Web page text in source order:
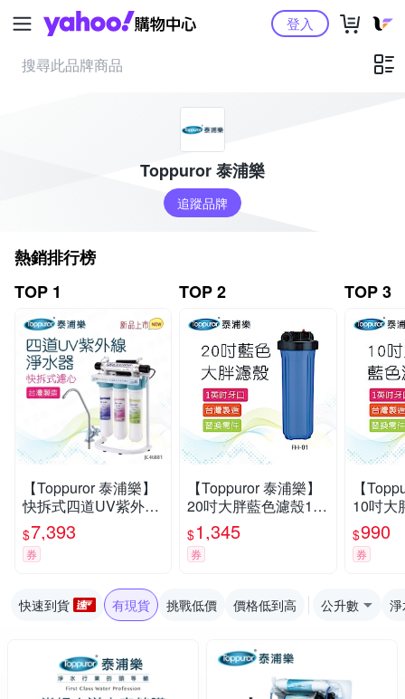
Yahoo購物中心登入
Toppuror 泰浦樂
追蹤品牌
熱銷排行榜
TOP 1
【Toppuror 泰浦樂】
快拆式四道UV紫外線
淨水器_JC46881 (含
基本安裝)
$7,393
券
TOP 2
【Toppuror 泰浦樂】
20吋大胖藍色濾殼1吋
牙口_FH-01
$1,345
券
TOP 3
【
10吋大
H-03
$990
券
快速到貨 有現貨 挑戰低價 價格低到高 公升數